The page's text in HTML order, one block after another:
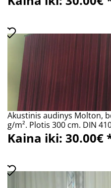
Akustinis audinys Molton,
g/m². Plotis 300 cm. DIN
Kaina iki: 30.00€